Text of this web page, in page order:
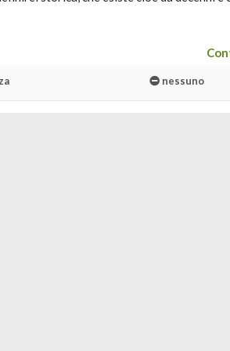
nessuno